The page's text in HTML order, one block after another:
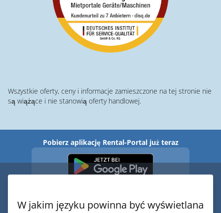
Wszystkie oferty, ceny i informacje zamieszczone na tej stronie nie
są wiążące i nie stanowią oferty handlowej.
Pobierz aplikację Rental-Portal już teraz
W jakim języku powinna być wyświetlana